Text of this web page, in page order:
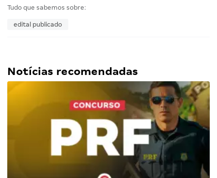
Tudo que sabemos sobre:
edital publicado
Notícias recomendadas